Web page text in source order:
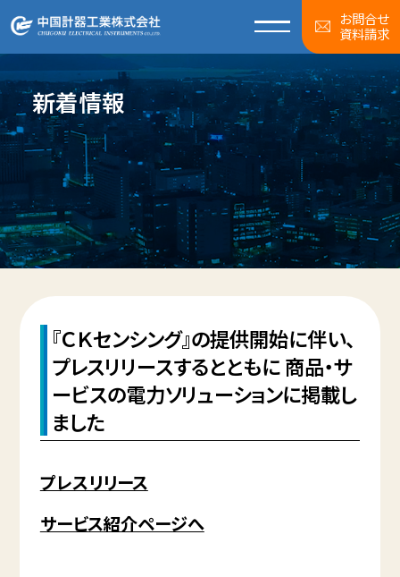
お問合せ
資料請求
新着情報
『ＣＫセンシング』の提供開始に伴い、
プレスリリースするとともに 商品・サ
ービスの電力ソリューションに掲載し
ました
プレスリリース
サービス紹介ページへ